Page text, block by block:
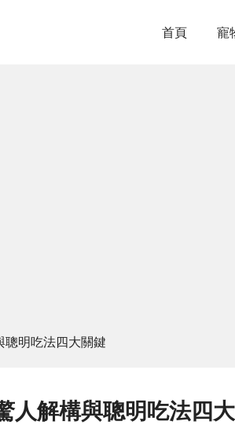
首頁 寵
聰明吃法四大關鍵
人解構與聰明吃法四